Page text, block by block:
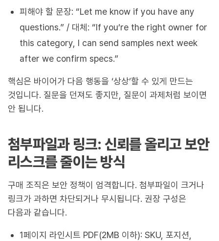
피해야 할 문장: “Let me know if you have any
questions.” / 대체: “If you’re the right owner for
this category, I can send samples next week
after we confirm specs.”
핵심은 바이어가 다음 행동을 ‘상상’할 수 있게 만드는
것입니다. 질문을 던져도 좋지만, 질문이 과제처럼 보이면
안 됩니다.
첨부파일과 링크: 신뢰를 올리고 보안
리스크를 줄이는 방식
구매 조직은 보안 정책이 엄격합니다. 첨부파일이 크거나
링크가 과하면 차단되거나 무시됩니다. 권장 구성은
다음과 같습니다.
1페이지 라인시트 PDF(2MB 이하): SKU, 포지션,